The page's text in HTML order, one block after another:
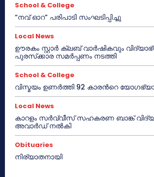
School & College
“നവ് ഓറ” പരിപാടി സംഘടിപ്പിച്ചു
Local News
ഊരകം സ്റ്റാർ ക്ലബ് വാർഷികവും
പുരസ്‌ക്കാര സമർപ്പണം നടത്തി
School & College
വിസ്മയം ഉണർത്തി 92 കാരൻറെ
Local News
കാറളം സർവ്വീസ് സഹകരണ ബാങ്ക്
അവാർഡ് നൽകി
Obituaries
നിര്യാതനായി